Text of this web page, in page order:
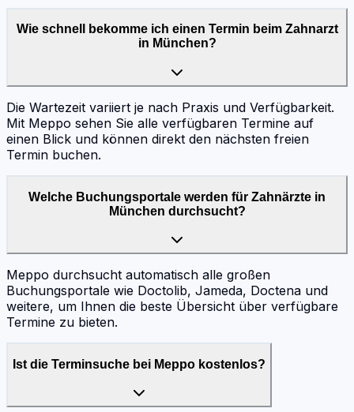
Wie schnell bekomme ich einen Termin beim Zahnarzt
in München?
Die Wartezeit variiert je nach Praxis und Verfügbarkeit.
Mit Meppo sehen Sie alle verfügbaren Termine auf
einen Blick und können direkt den nächsten freien
Termin buchen.
Welche Buchungsportale werden für Zahnärzte in
München durchsucht?
Meppo durchsucht automatisch alle großen
Buchungsportale wie Doctolib, Jameda, Doctena und
weitere, um Ihnen die beste Übersicht über verfügbare
Termine zu bieten.
Ist die Terminsuche bei Meppo kostenlos?